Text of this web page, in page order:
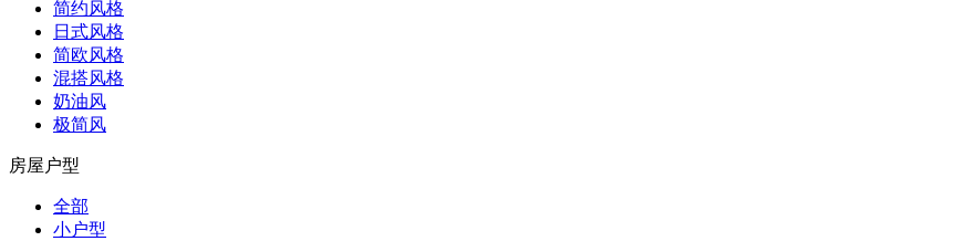
简约风格
日式风格
简欧风格
混搭风格
奶油风
极简风
房屋户型
全部
小户型